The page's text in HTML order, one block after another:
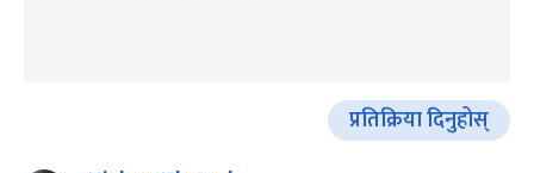
प्रतिक्रिया दिनुहोस्